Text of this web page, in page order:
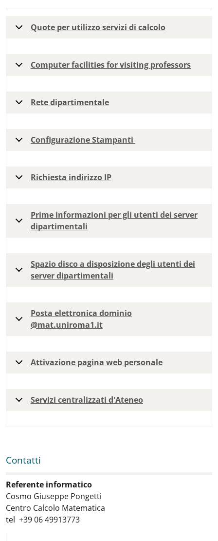
Quote per utilizzo servizi di calcolo
Computer facilities for visiting professors
Rete dipartimentale
Configurazione Stampanti
Richiesta indirizzo IP
Prime informazioni per gli utenti dei server
dipartimentali
Spazio disco a disposizione degli utenti dei
server dipartimentali
Posta elettronica dominio
@mat.uniroma1.it
Attivazione pagina web personale
Servizi centralizzati d'Ateneo
Contatti
Contatti:
Referente informatico
Cosmo Giuseppe Pongetti
Centro Calcolo Matematica
tel +39 06 49913773